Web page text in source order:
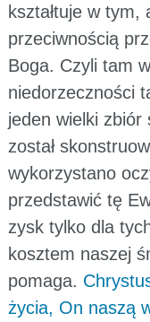
kształtuje w tym,
przeciwnością
Boga. Czyli tam
niedorzeczności
jeden wielki
został
wykorzystano
przedstawić tę
zysk tylko dla
kosztem naszej
pomaga.
życia, On naszą